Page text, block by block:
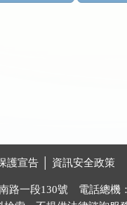
護宣告 資訊安全政策
路一段130號 電話總機